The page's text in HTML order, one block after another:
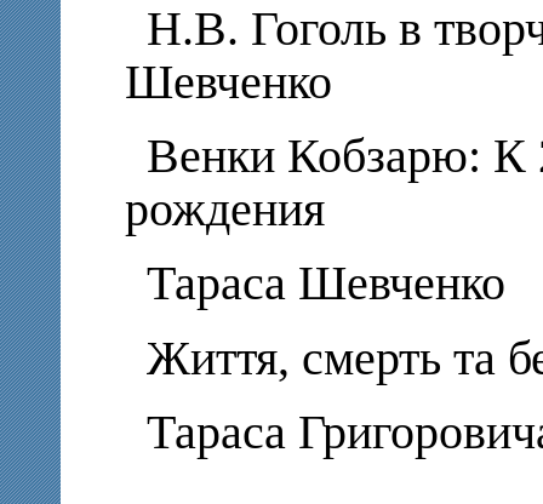
Н.В. Гоголь в
Шевченко
Венки Кобзарю: К
рождения
Тараса Шевченко
Життя, смерть та
Тараса